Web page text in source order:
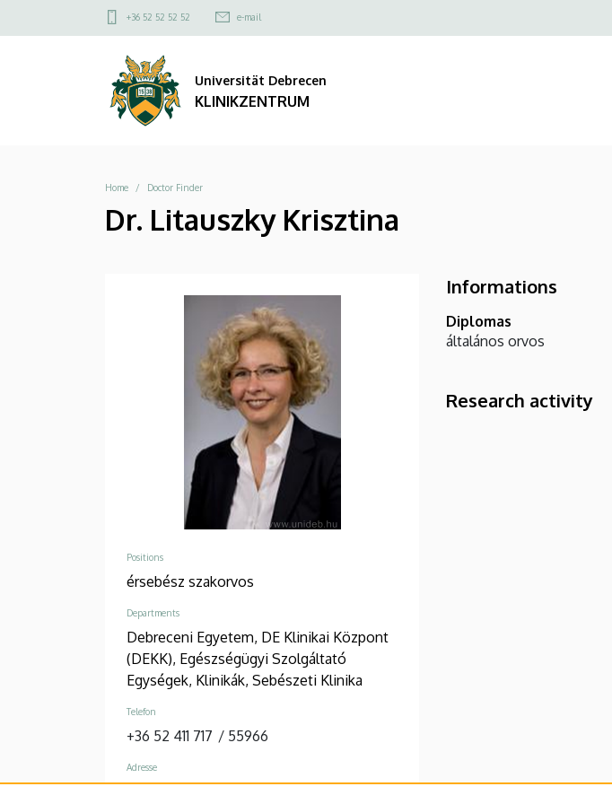
KLINIKZENTRUM
zum
Felső
menü
+36 52 52 52 52 e-mail
Felső
Universität Debrecen
KLINIKZENTRUM
Breadcrumb
Home Doctor Finder
Dr. Litauszky Krisztina
Positions
érsebész szakorvos
Departments
Debreceni Egyetem, DE Klinikai Központ
(DEKK), Egészségügyi Szolgáltató
Egységek, Klinikák, Sebészeti Klinika
Telefon
+36 52 411 717 / 55966
Adresse
Informations
Diplomas
általános orvos
Research activity